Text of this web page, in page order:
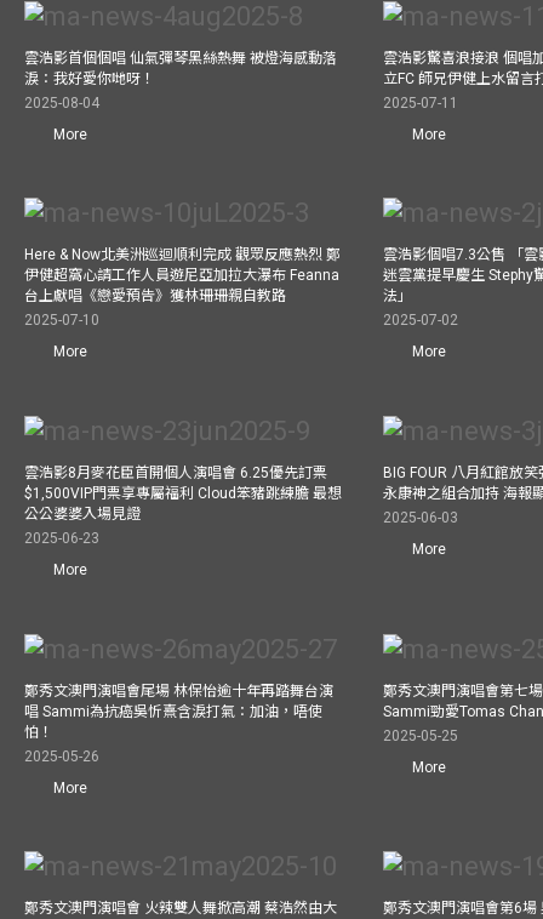
雲浩影首個個唱 仙氣彈琴黑絲熱舞 被燈海感動落
淚：我好愛你哋呀！
2025-08-04
More
雲浩影驚喜浪接浪 個唱
立FC 師兄伊健上水留言
2025-07-11
More
Here & Now北美洲巡迴順利完成 觀眾反應熱烈 鄭
伊健超窩心請工作人員遊尼亞加拉大瀑布 Feanna
台上獻唱《戀愛預告》獲林珊珊親自教路
2025-07-10
More
雲浩影個唱7.3公售 「
迷雲黨提早慶生 Stephy
法」
2025-07-02
More
雲浩影8月麥花臣首開個人演唱會 6.25優先訂票
$1,500VIP門票享專屬福利 Cloud笨豬跳練膽 最想
公公婆婆入場見證
2025-06-23
More
BIG FOUR 八月紅館放
永康神之組合加持 海報
2025-06-03
More
鄭秀文澳門演唱會尾場 林保怡逾十年再踏舞台演
唱 Sammi為抗癌吳忻熹含淚打氣：加油，唔使
怕！
2025-05-26
More
鄭秀文澳門演唱會第七
Sammi勁愛Tomas
2025-05-25
More
鄭秀文澳門演唱會 火辣雙人舞掀高潮 蔡浩然由大
鄭秀文澳門演唱會第6場